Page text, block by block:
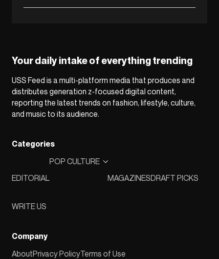
Your daily intake of everything trending
USS Feed is a multi-platform media that produces and
distributes generation z-focused digital content,
reporting the latest trends on fashion, lifestyle, culture,
and music to its audience.
Categories
EDITORIAL
POP CULTURE
MAGAZINESDRAFT PICKS
WRITE US
Company
AboutPrivacy PolicyTerms of Use